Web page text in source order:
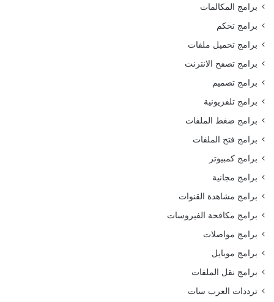
برامج المكالمات
برامج تحكم
برامج تحميل ملفات
برامج تصفح الانترنت
برامج تصميم
برامج تلفزيونية
برامج ضغط الملفات
برامج فتح الملفات
برامج كمبيوتر
برامج مجانية
برامج مشاهدة القنوات
برامج مكافحة الفيروسات
برامج مواصلات
برامج موبايل
برامج نقل الملفات
ترددات العرب سات